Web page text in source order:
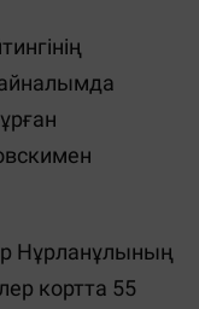
Нұрланұлының
кортта 55